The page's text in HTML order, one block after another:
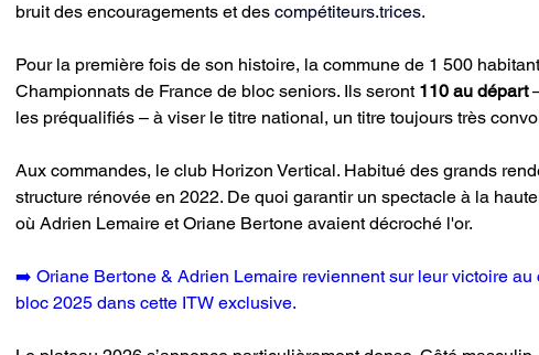
bruit des encouragements et des compétiteurs.trices.
Pour la première fois de son histoire, la commune de 1 500
Championnats de France de bloc seniors. Ils seront 110 au départ
les préqualifiés – à viser le titre national, un titre toujours très
Aux commandes, le club Horizon Vertical. Habitué des grands
structure rénovée en 2022. De quoi garantir un spectacle à la
où Adrien Lemaire et Oriane Bertone avaient décroché l'or.
➡️ Oriane Bertone & Adrien Lemaire reviennent sur leur victoire au
bloc 2025 dans cette ITW exclusive.